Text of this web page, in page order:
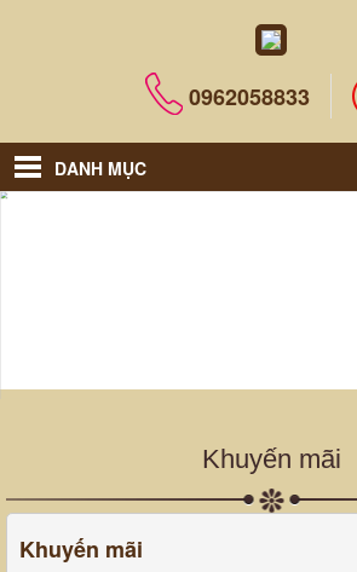
0962058833
DANH MỤC
Khuyến mãi
Khuyến mãi